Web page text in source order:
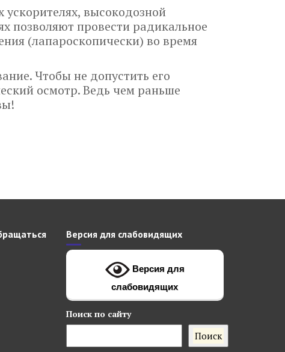
высокодозной
позволяют провести радикальное
(лапароскопически) во время
Чтобы не допустить его
осмотр. Ведь чем раньше
Версия для слабовидящих
Версия для
слабовидящих
Поискпо сайту
Поиск